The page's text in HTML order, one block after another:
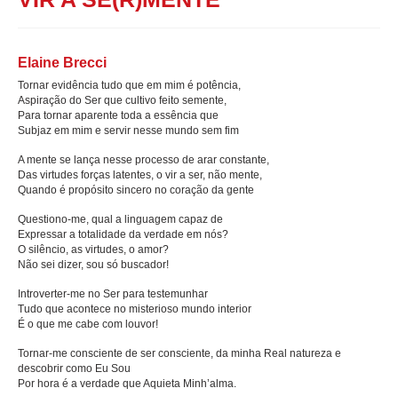
Formação
Pesquisa
Publicação
Alunos
Eventos
Lives
Vídeos e Palestras
Fale Conosco
Localização
Elaine Brecci
Tornar evidência tudo que em mim é potência,
Aspiração do Ser que cultivo feito semente,
Para tornar aparente toda a essência que
Subjaz em mim e servir nesse mundo sem fim
A mente se lança nesse processo de arar constante,
Das virtudes forças latentes, o vir a ser, não mente,
Quando é propósito sincero no coração da gente
Questiono-me, qual a linguagem capaz de
Expressar a totalidade da verdade em nós?
O silêncio, as virtudes, o amor?
Não sei dizer, sou só buscador!
Introverter-me no Ser para testemunhar
Tudo que acontece no misterioso mundo interior
É o que me cabe com louvor!
Tornar-me consciente de ser consciente, da minha Real natureza e
descobrir como Eu Sou
Por hora é a verdade que Aquieta Minh’alma.